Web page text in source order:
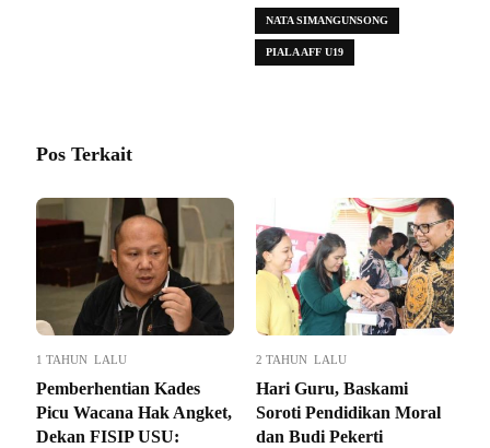
NATA SIMANGUNSONG
PIALA AFF U19
Pos Terkait
1 TAHUN LALU
Pemberhentian Kades
Picu Wacana Hak Angket,
Dekan FISIP USU:
2 TAHUN LALU
Hari Guru, Baskami
Soroti Pendidikan Moral
dan Budi Pekerti